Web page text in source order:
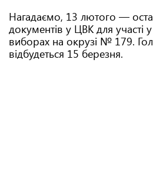
Нагадаємо, 13 лютого —
документів у ЦВК для участі
виборах на окрузі № 179.
відбудеться 15 березня.